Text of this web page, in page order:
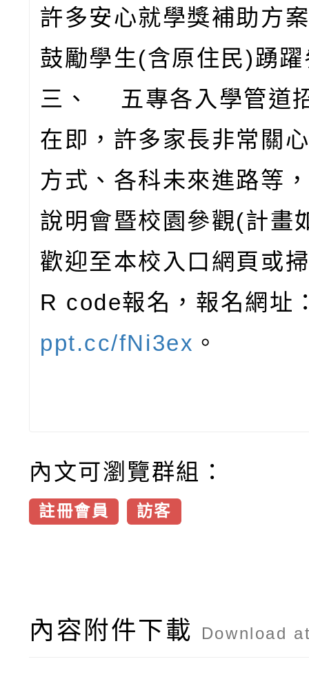
許多安心就學獎補助方
鼓勵學生(含原住民)踴
三、 五專各入學管道
在即，許多家長非常關
方式、各科未來進路等
說明會暨校園參觀(計畫
歡迎至本校入口網頁或
R code報名，報名網址
ppt.cc/fNi3ex 。
內文可瀏覽群組：
註冊會員 訪客
內容附件下載 Download